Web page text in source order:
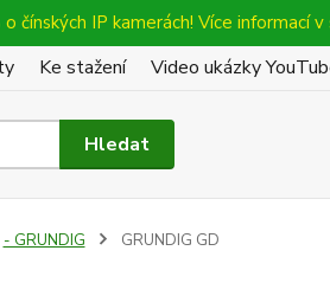
čínských IP kamerách! Více informací v
Ke stažení Video ukázky
Hledat
- GRUNDIG GRUNDIG GD